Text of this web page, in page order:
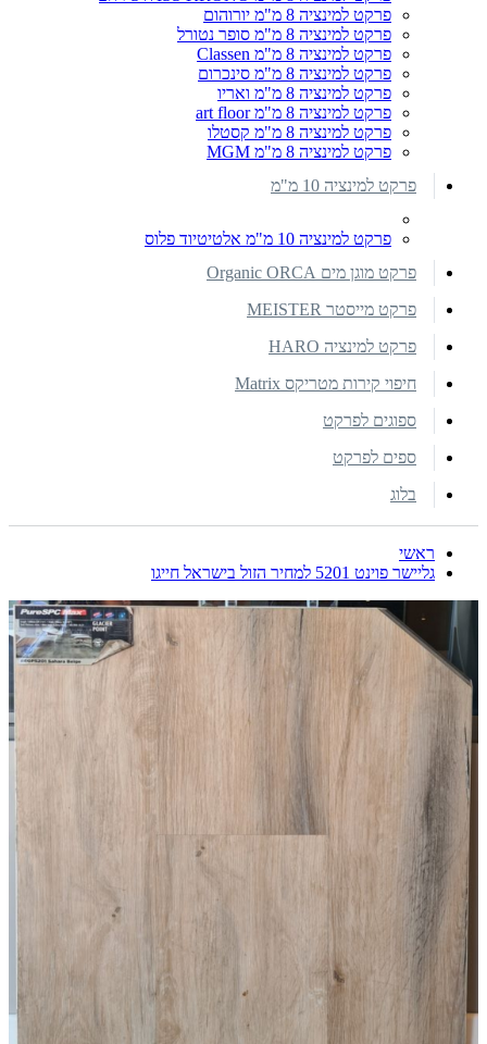
פרקט למינציה 8 מ"מ יורוהום
פרקט למינציה 8 מ"מ סופר נטורל
פרקט למינציה 8 מ"מ Classen
פרקט למינציה 8 מ"מ סינכרום
פרקט למינציה 8 מ"מ ואריו
פרקט למינציה 8 מ"מ art floor
פרקט למינציה 8 מ"מ קסטלו
פרקט למינציה 8 מ"מ MGM
פרקט למינציה 10 מ"מ
פרקט למינציה 10 מ"מ אלטיטיוד פלוס
פרקט מוגן מים Organic ORCA
פרקט מייסטר MEISTER
פרקט למינציה HARO
חיפוי קירות מטריקס Matrix
ספוגים לפרקט
ספים לפרקט
בלוג
ראשי
גליישר פוינט 5201 למחיר הזול בישראל חייגו